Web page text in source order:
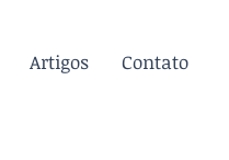
Artigos Contato